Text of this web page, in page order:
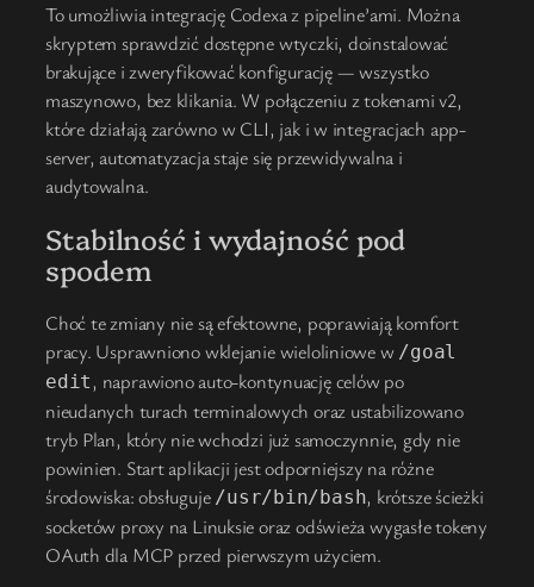
To umożliwia integrację Codexa z pipeline’ami. Można
skryptem sprawdzić dostępne wtyczki, doinstalować
brakujące i zweryfikować konfigurację — wszystko
maszynowo, bez klikania. W połączeniu z tokenami v2,
które działają zarówno w CLI, jak i w integracjach app-
server, automatyzacja staje się przewidywalna i
audytowalna.
Stabilność i wydajność pod
spodem
Choć te zmiany nie są efektowne, poprawiają komfort
pracy. Usprawniono wklejanie wieloliniowe w /goal
edit, naprawiono auto-kontynuację celów po
nieudanych turach terminalowych oraz ustabilizowano
tryb Plan, który nie wchodzi już samoczynnie, gdy nie
powinien. Start aplikacji jest odporniejszy na różne
środowiska: obsługuje /usr/bin/bash, krótsze ścieżki
socketów proxy na Linuksie oraz odświeża wygasłe tokeny
OAuth dla MCP przed pierwszym użyciem.